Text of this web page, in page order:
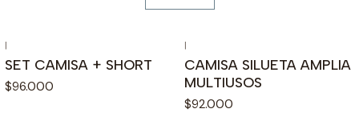
|
SET CAMISA + SHORT
$96.000
|
CAMISA SILUETA AMPLIA
MULTIUSOS
$92.000